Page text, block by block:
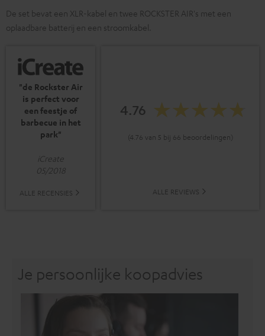
De set bevat een XLR-kabel en twee ROCKSTER AIR's met een
oplaadbare batterij en een stroomkabel.
"de Rockster Air
is perfect voor
een feestje of
barbecue in het
park"
iCreate
05/2018
ALLE RECENSIES
4.76
(4.76 van 5 bij 66 beoordelingen)
ALLE REVIEWS
Je persoonlijke koopadvies